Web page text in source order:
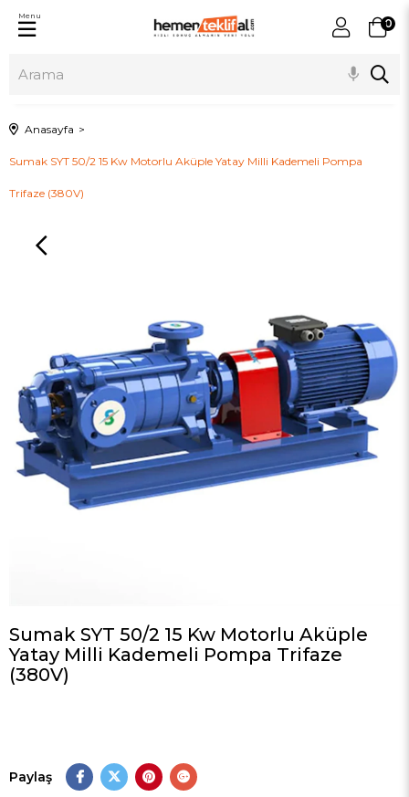
0
Menu
Anasayfa
Sumak SYT 50/2 15 Kw Motorlu Aküple Yatay Milli Kademeli Pompa
Trifaze (380V)
Sumak SYT 50/2 15 Kw Motorlu Aküple
Yatay Milli Kademeli Pompa Trifaze
(380V)
Paylaş